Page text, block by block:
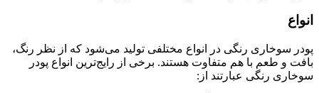
انواع
پودر سوخاری رنگی در انواع مختلفی تولید می‌شود که از نظر رنگ،
بافت و طعم با هم متفاوت هستند. برخی از رایج‌ترین انواع پودر
سوخاری رنگی عبارتند از: